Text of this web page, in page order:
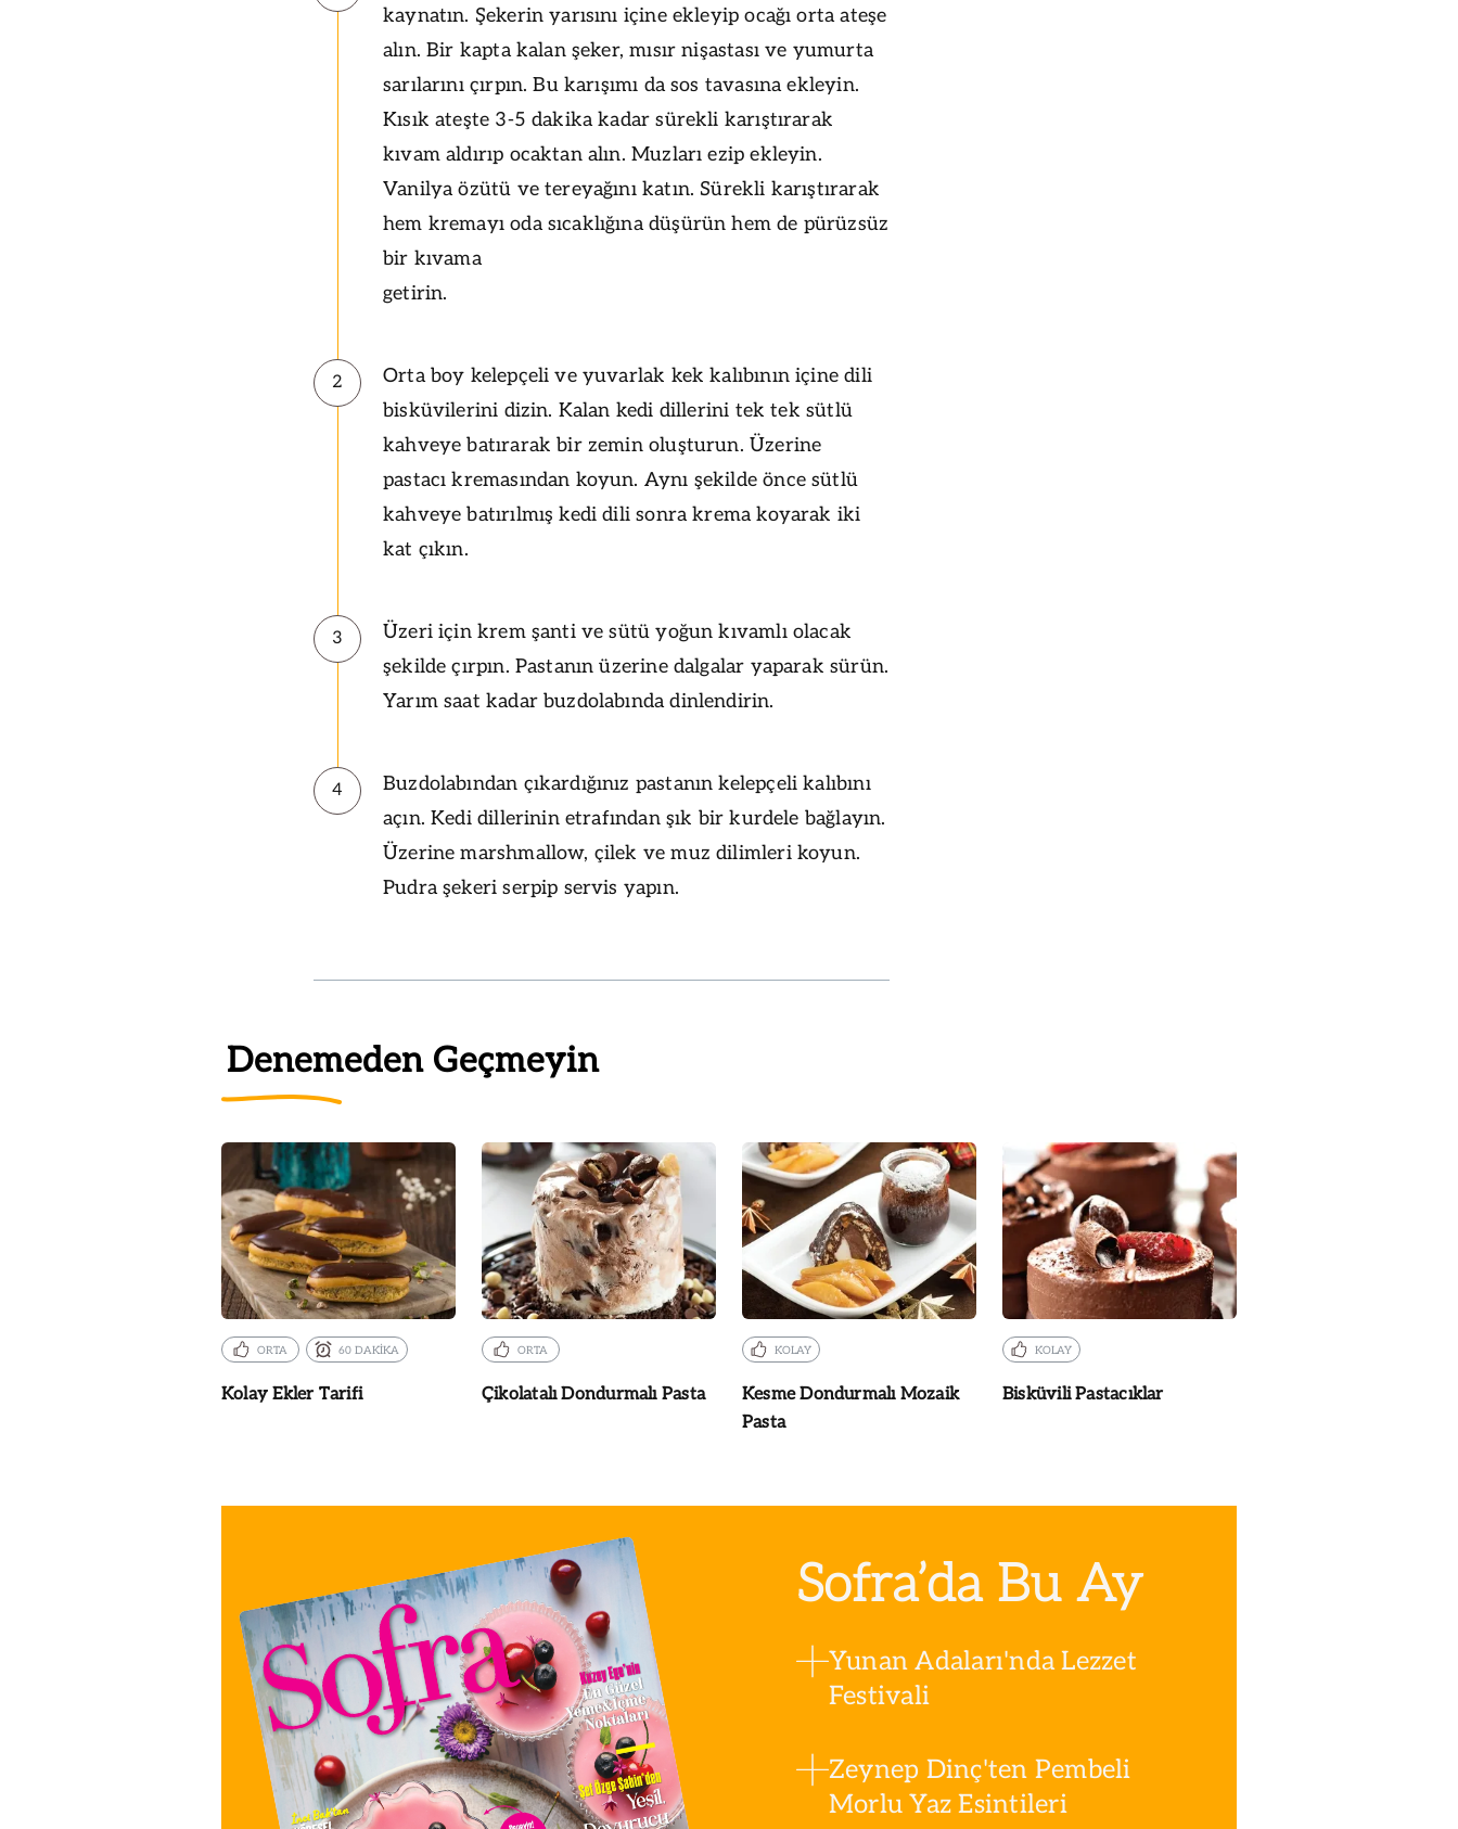
kaynatın. Şekerin yarısını içine ekleyip ocağı orta ateşe
alın. Bir kapta kalan şeker, mısır nişastası ve yumurta
sarılarını çırpın. Bu karışımı da sos tavasına ekleyin.
Kısık ateşte 3-5 dakika kadar sürekli karıştırarak
kıvam aldırıp ocaktan alın. Muzları ezip ekleyin.
Vanilya özütü ve tereyağını katın. Sürekli karıştırarak
hem kremayı oda sıcaklığına düşürün hem de pürüzsüz
bir kıvama
getirin.
2
Orta boy kelepçeli ve yuvarlak kek kalıbının içine dili
bisküvilerini dizin. Kalan kedi dillerini tek tek sütlü
kahveye batırarak bir zemin oluşturun. Üzerine
pastacı kremasından koyun. Aynı şekilde önce sütlü
kahveye batırılmış kedi dili sonra krema koyarak iki
kat çıkın.
3
Üzeri için krem şanti ve sütü yoğun kıvamlı olacak
şekilde çırpın. Pastanın üzerine dalgalar yaparak sürün.
Yarım saat kadar buzdolabında dinlendirin.
4
Buzdolabından çıkardığınız pastanın kelepçeli kalıbını
açın. Kedi dillerinin etrafından şık bir kurdele bağlayın.
Üzerine marshmallow, çilek ve muz dilimleri koyun.
Pudra şekeri serpip servis yapın.
Denemeden Geçmeyin
ORTA 60 DAKİKA
Kolay Ekler Tarifi
ORTA
Çikolatalı Dondurmalı Pasta
KOLAY
Kesme Dondurmalı Mozaik
Pasta
KOLAY
Bisküvili Pastacıklar
Sofra’da Bu Ay
Yunan Adaları'nda Lezzet
Festivali
Zeynep Dinç'ten Pembeli
Morlu Yaz Esintileri